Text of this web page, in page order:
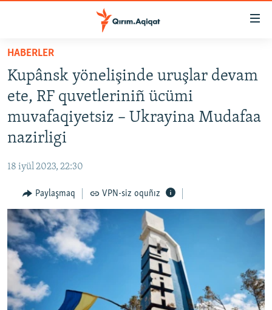
Esas
qaytmaq
Baş
navigatsiyağa
qaytmaq
Qıdıruvğa
SİYASET
İQTİSADİYAT
CEMİYET
İNSAN AQLARI
VİDEO
SÜRET
BLOGLAR
FİKİR
Русский
HABERLER
Kupânsk yönelişinde uruşlar devam
ete, RF quvetleriniñ ücümi
muvafaqiyetsiz – Ukrayina Mudafaa
nazirligi
18 iyül 2023, 22:30
Paylaşmaq VPN-siz oquñız